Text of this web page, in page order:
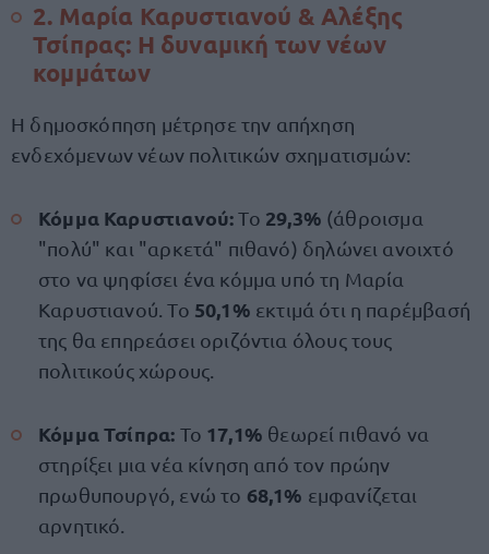
2. Μαρία Καρυστιανού & Αλέξης
Τσίπρας: Η δυναμική των νέων
κομμάτων
Η δημοσκόπηση μέτρησε την απήχηση
ενδεχόμενων νέων πολιτικών σχηματισμών:
Κόμμα Καρυστιανού:Το 29,3% (άθροισμα
"πολύ" και "αρκετά" πιθανό) δηλώνει ανοιχτό
στο να ψηφίσει ένα κόμμα υπό τη Μαρία
Καρυστιανού. Το 50,1% εκτιμά ότι η παρέμβασή
της θα επηρεάσει οριζόντια όλους τους
πολιτικούς χώρους.
Κόμμα Τσίπρα: Το 17,1% θεωρεί πιθανό να
στηρίξει μια νέα κίνηση από τον πρώην
πρωθυπουργό, ενώ το 68,1% εμφανίζεται
αρνητικό.